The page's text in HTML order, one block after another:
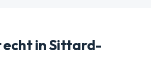
in Sittard-